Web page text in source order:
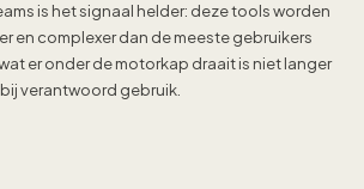
is het signaal helder: deze tools worden
en complexer dan de meeste gebruikers
er onder de motorkap draait is niet langer
verantwoord gebruik.